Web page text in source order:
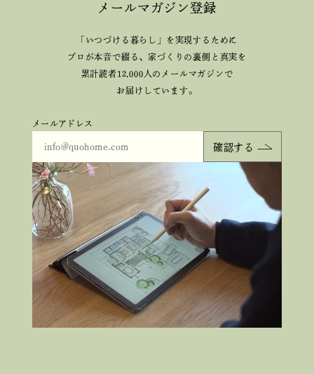
メールマガジン登録
「いつづける暮らし」を実現するために
プロが本音で綴る、家づくりの裏側と真実を
累計読者12,000人のメールマガジンで
お届けしています。
メールアドレス